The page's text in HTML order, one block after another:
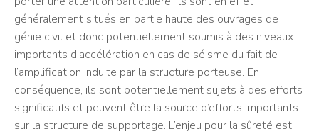
généralement situés en partie haute des ouvrages de
génie civil et donc potentiellement soumis à des niveaux
importants d’accélération en cas de séisme du fait de
l’amplification induite par la structure porteuse. En
conséquence, ils sont potentiellement sujets à des efforts
significatifs et peuvent être la source d’efforts importants
sur la structure de supportage. L’enjeu pour la sûreté est